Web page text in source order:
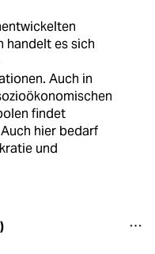
handelt es sich
Auch in
findet
hier bedarf
und